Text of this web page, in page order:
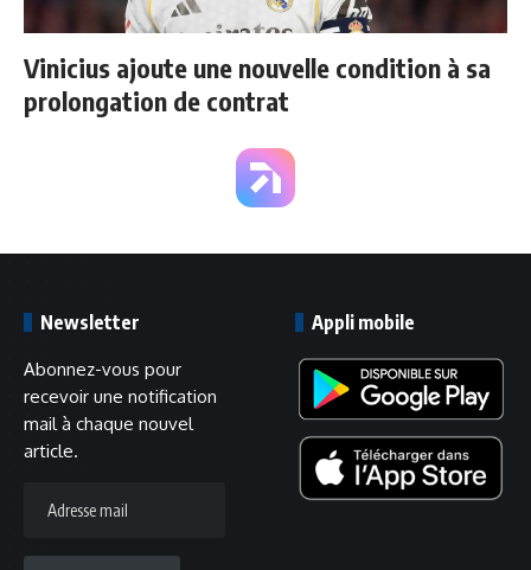
Vinicius ajoute une nouvelle condition à sa
prolongation de contrat
Newsletter
Abonnez-vous pour
recevoir une notification
mail à chaque nouvel
article.
mail
Appli mobile